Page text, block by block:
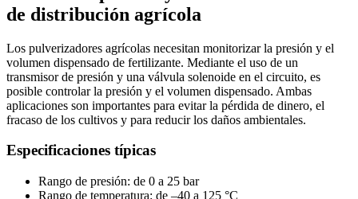
de distribución agrícola
Los pulverizadores agrícolas necesitan monitorizar la presión y el
volumen dispensado de fertilizante. Mediante el uso de un
transmisor de presión y una válvula solenoide en el circuito, es
posible controlar la presión y el volumen dispensado. Ambas
aplicaciones son importantes para evitar la pérdida de dinero, el
fracaso de los cultivos y para reducir los daños ambientales.
Especificaciones típicas
Rango de presión: de 0 a 25 bar
Rango de temperatura: de –40 a 125 °C